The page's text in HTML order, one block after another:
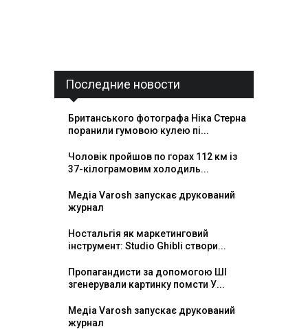
Последние новости
Британського фотографа Ніка Стерна
поранили гумовою кулею пі...
Чоловік пройшов по горах 112 км із
37-кілограмовим холодиль...
Медіа Varosh запускає друкований
журнал
Ностальгія як маркетинговий
інструмент: Studio Ghibli створи...
Пропагандисти за допомогою ШІ
згенерували картинку помсти У...
Медіа Varosh запускає друкований
журнал